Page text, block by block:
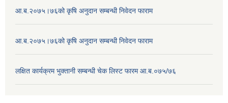
आ.ब.२०७५।७६को कृषि अनुदान सम्बन्धी निवेदन फाराम
आ.ब.२०७५।७६को कृषि अनुदान सम्बन्धी निवेदन फाराम
लक्षित कार्यक्रम भुक्तानी सम्बन्धी चेक लिस्ट फारम आ.ब.०७५/७६